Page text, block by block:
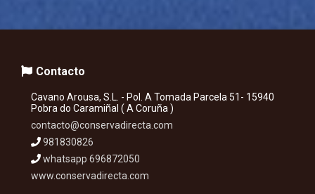
Contacto
Cavano Arousa, S.L. - Pol. A Tomada Parcela 51- 15940
Pobra do Caramiñal ( A Coruña )
contacto@conservadirecta.com
981830826
whatsapp 696872050
www.conservadirecta.com